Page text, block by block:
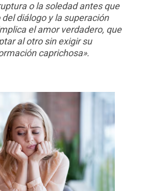
o la soledad antes que
diálogo y la superación
el amor verdadero, que
al otro sin exigir su
caprichosa».